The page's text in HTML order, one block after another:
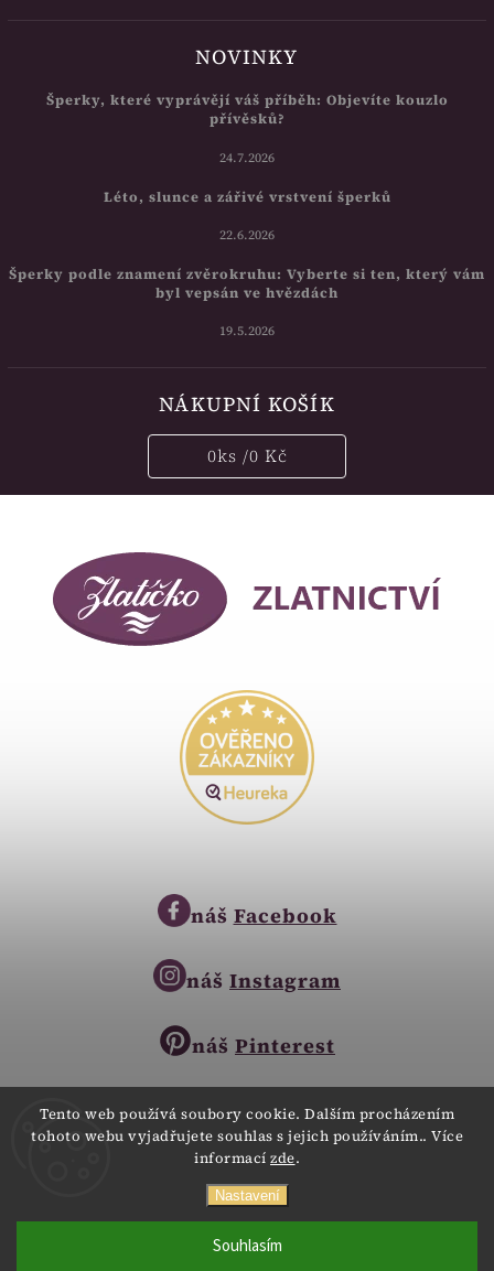
Tento web používá soubory cookie. Dalším procházením
tohoto webu vyjadřujete souhlas s jejich používáním.. Více
informací zde.
Nastavení
Souhlasím
obchod@zlatnictvi-zlaticko.cz
NOVINKY
Šperky, které vyprávějí váš příběh: Objevíte kouzlo
přívěsků?
24.7.2026
Léto, slunce a zářivé vrstvení šperků
22.6.2026
Šperky podle znamení zvěrokruhu: Vyberte si ten, který vám
byl vepsán ve hvězdách
19.5.2026
NÁKUPNÍ KOŠÍK
0ks /0 Kč
náš Facebook
náš Instagram
náš Pinterest
Copyright © 2023
Všechna práva vyhrazena.
WebdesignDigitalka.cz